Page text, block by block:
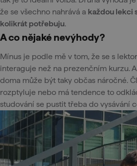
že se všechno nahrává a každou lekci
kolikrát potřebuju.
A co nějaké nevýhody?
Mínus je podle mě v tom, že se s
interaguje než na prezenčním kurzu.
doma může být taky občas náročné.
rozptyluje nebo má tendence to
studování se pustit třeba do vysávání